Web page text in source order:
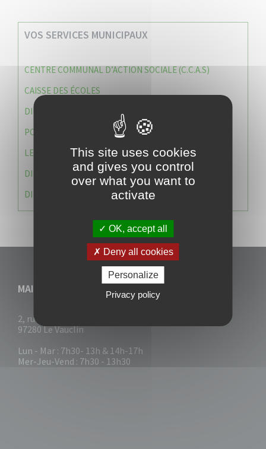
VOS SERVICES MUNICIPAUX
CENTRE COMMUNAL D’ACTION SOCIALE (C.C.A.S)
CAISSE DES ÉCOLES
DIRECTION DES SERVICES TECHNIQUES
POLICE MUNICIPALE
LE CABINET DU MAIRE
DIRECTION DES RESSOURCES ET MOYENS
DIRECTION DU DEVELLOPPEMENT URBAIN DURABL
MAIRIE DU VAUCLIN
2, rue Collignon
97280 Le Vauclin
Lun - Mar : 7h30- 13h & 14h-17h
Mer-Jeu-Vend : 7h30 - 13h30
This site uses cookies
and gives you control
over what you want to
activate
OK, accept all
Deny all cookies
Personalize
Privacy policy